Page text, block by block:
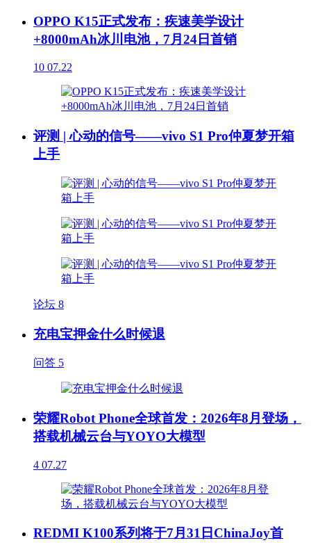
OPPO K15正式发布：疾速美学设计
+8000mAh冰川电池，7月24日首销
10 07.22
评测 | 心动的信号——vivo S1 Pro仲夏梦开箱
上手
论坛 8
充电宝押金什么时候退
问答 5
荣耀Robot Phone全球首发：2026年8月登场，
搭载机械云台与YOYO大模型
4 07.27
REDMI K100系列将于7月31日ChinaJoy首